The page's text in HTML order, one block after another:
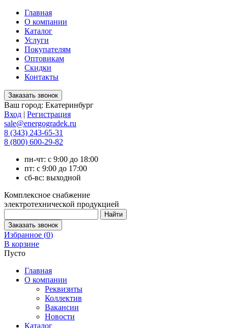
Главная
О компании
Каталог
Услуги
Покупателям
Оптовикам
Скидки
Контакты
Ваш город: Екатеринбург
Вход | Регистрация
sale@energogradek.ru
8 (343) 243-65-31
8 (800) 600-29-82
пн-чт: с 9:00 до 18:00
пт: с 9:00 до 17:00
сб-вс: выходной
Комплексное снабжение
электротехнической продукцией
Избранное (0)
В корзине
Пусто
Главная
О компании
Реквизиты
Коллектив
Вакансии
Новости
Каталог